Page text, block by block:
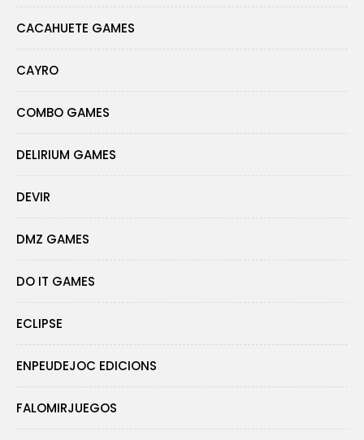
CACAHUETE GAMES
CAYRO
COMBO GAMES
DELIRIUM GAMES
DEVIR
DMZ GAMES
DO IT GAMES
ECLIPSE
ENPEUDEJOC EDICIONS
FALOMIRJUEGOS